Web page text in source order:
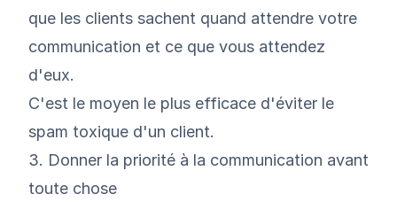
que les clients sachent quand attendre votre
communication et ce que vous attendez
d'eux.
C'est le moyen le plus efficace d'éviter le
spam toxique d'un client.
3. Donner la priorité à la communication avant
toute chose